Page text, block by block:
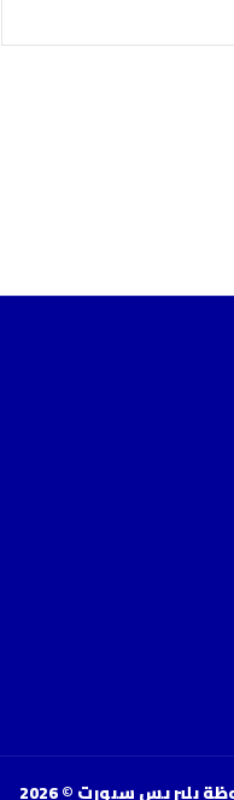
بلبريس سبورت © 2026